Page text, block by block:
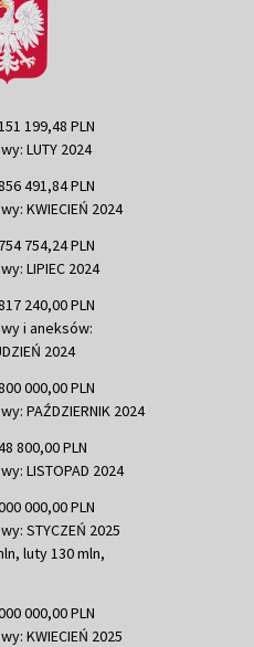
199,48 PLN
LUTY 2024
491,84 PLN
KWIECIEŃ 2024
754,24 PLN
LIPIEC 2024
240,00 PLN
i aneksów:
2024
000,00 PLN
PAŹDZIERNIK 2024
800,00 PLN
LISTOPAD 2024
000,00 PLN
STYCZEŃ 2025
luty 130 mln,
000,00 PLN
KWIECIEŃ 2025